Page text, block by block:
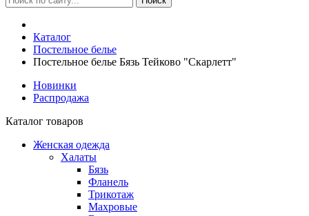
Каталог
Постельное белье
Постельное белье Бязь Тейково "Скарлетт"
Новинки
Распродажа
Каталог товаров
Женская одежда
Халаты
Бязь
Фланель
Трикотаж
Махровые